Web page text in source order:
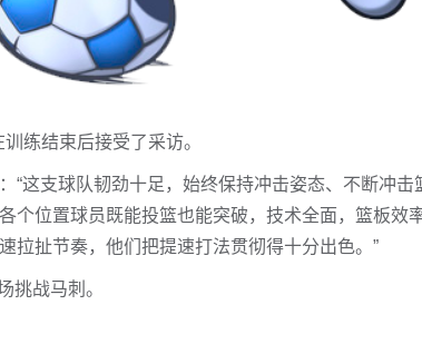
练结束后接受了采访。
“这支球队韧劲十足，始终保持冲击姿态、不断冲击
个位置球员既能投篮也能突破，技术全面，篮板效
拉扯节奏，他们把提速打法贯彻得十分出色。”
挑战马刺。